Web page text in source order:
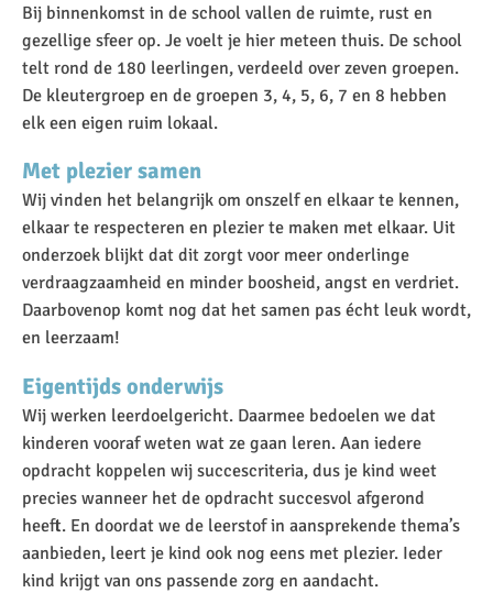
Bij binnenkomst in de school vallen de ruimte, rust en
gezellige sfeer op. Je voelt je hier meteen thuis. De school
telt rond de 180 leerlingen, verdeeld over zeven groepen.
De kleutergroep en de groepen 3, 4, 5, 6, 7 en 8 hebben
elk een eigen ruim lokaal.
Met plezier samen
Wij vinden het belangrijk om onszelf en elkaar te kennen,
elkaar te respecteren en plezier te maken met elkaar. Uit
onderzoek blijkt dat dit zorgt voor meer onderlinge
verdraagzaamheid en minder boosheid, angst en verdriet.
Daarbovenop komt nog dat het samen pas écht leuk wordt,
en leerzaam!
Eigentijds onderwijs
Wij werken leerdoelgericht. Daarmee bedoelen we dat
kinderen vooraf weten wat ze gaan leren. Aan iedere
opdracht koppelen wij succescriteria, dus je kind weet
precies wanneer het de opdracht succesvol afgerond
heeft. En doordat we de leerstof in aansprekende thema’s
aanbieden, leert je kind ook nog eens met plezier. Ieder
kind krijgt van ons passende zorg en aandacht.